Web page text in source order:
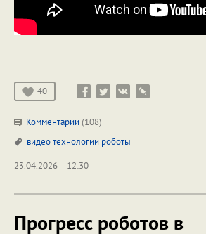
40
Комментарии (108)
видеотехнологии роботы
23.04.2026
12:30
Прогресс роботов в